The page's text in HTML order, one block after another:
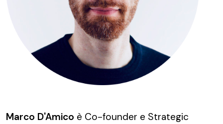
Marco D'Amico è Co-founder e Strategic